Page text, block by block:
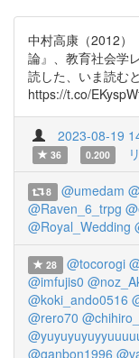
中村高康（2012）
論』、教育社会学
読した、いま読む
https://t.co/
2023-08-19
36
0.200
8 @umedam
@Raven_6_trpg
@Royal_Wedding
28 @tocorogi
@imfujis0
@koki_ando0516
@rero70
@ganbon1996